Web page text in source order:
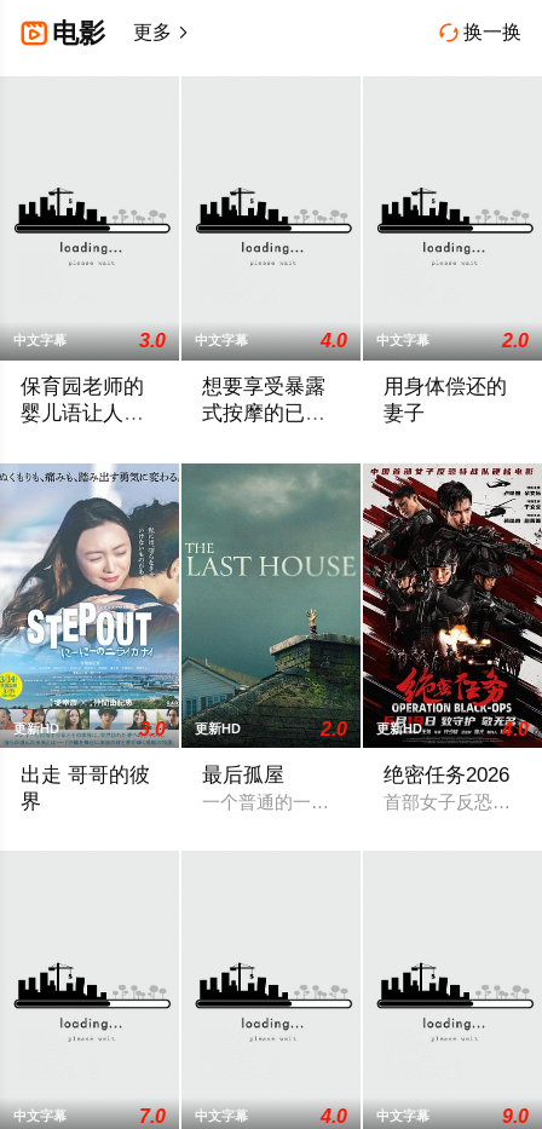
 换一换
 电影 更多 
中文字幕 3.0
保育园老师的
婴儿语让人超
中文字幕 4.0
想要享受暴露
式按摩的已婚
中文字幕 2.0
用身体偿还的
妻子
更新HD 3.0
出走 哥哥的彼
界
更新HD 2.0
最后孤屋
一个普通的一家四口突遭诡异变故，被困
更新HD 4.0
绝密任务2026
首部女子反恐特战
中文字幕 7.0 中文字幕 4.0 中文字幕 9.0